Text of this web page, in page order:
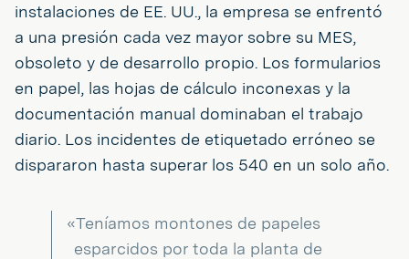
instalaciones de EE. UU., la empresa se enfrentó
a una presión cada vez mayor sobre su MES,
obsoleto y de desarrollo propio. Los formularios
en papel, las hojas de cálculo inconexas y la
documentación manual dominaban el trabajo
diario. Los incidentes de etiquetado erróneo se
dispararon hasta superar los 540 en un solo año.
«Teníamos montones de papeles
esparcidos por toda la planta de